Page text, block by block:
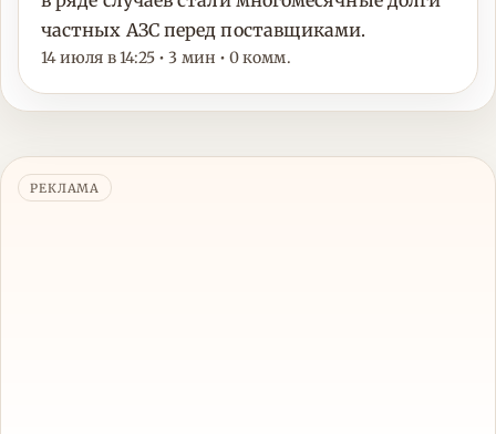
частных АЗС перед поставщиками.
14 июля в 14:25 • 3 мин • 0 комм.
РЕКЛАМА